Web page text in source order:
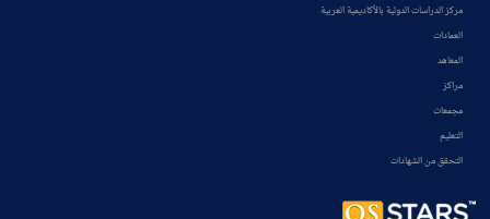
مركز الدراسات الدولية بالأكاديمية العربية
العمادات
المعاهد
مراكز
مجمعات
التعليم
التحقق من الشهادات